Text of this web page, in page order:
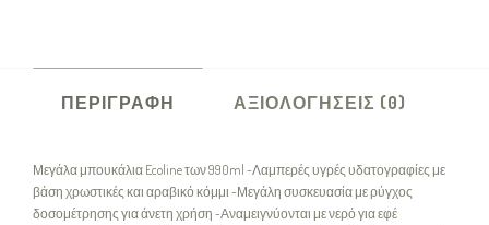
ΠΕΡΙΓΡΑΦΉ ΑΞΙΟΛΟΓΉΣΕΙΣ (0)
Μεγάλα μπουκάλια Ecoline των 990ml -Λαμπερές υγρές υδατογραφίες με
βάση χρωστικές και αραβικό κόμμι -Μεγάλη συσκευασία με ρύγχος
δοσομέτρησης για άνετη χρήση -Αναμειγνύονται με νερό για εφέ